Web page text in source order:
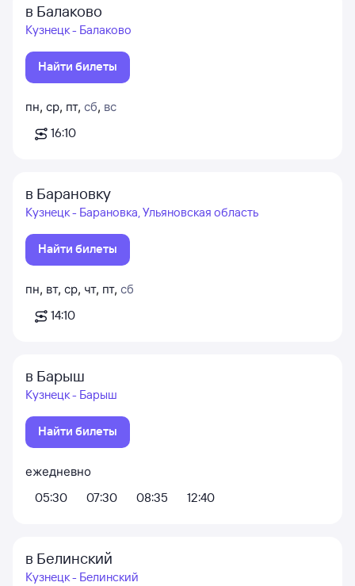
в Балаково
Кузнецк - Балаково
Найти билеты
пн, ср, пт, сб, вс
16:10
в Барановку
Кузнецк - Барановка, Ульяновская область
Найти билеты
пн, вт, ср, чт, пт, сб
14:10
в Барыш
Кузнецк - Барыш
Найти билеты
ежедневно
05:30
07:30 08:35 12:40
в Белинский
Кузнецк - Белинский